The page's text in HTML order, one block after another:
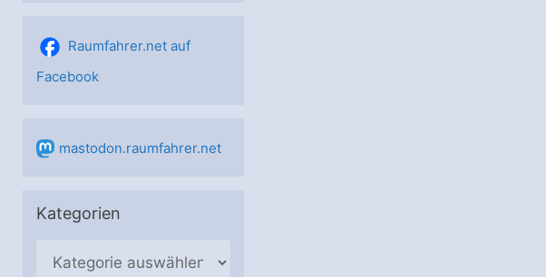
Raumfahrer.net auf
Facebook
mastodon.raumfahrer.net
Kategorien